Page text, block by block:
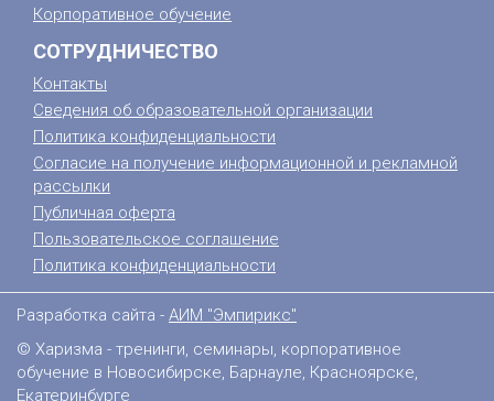
Корпоративное обучение
СОТРУДНИЧЕСТВО
Контакты
Сведения об образовательной организации
Политика конфиденциальности
Согласие на получение информационной и рекламной
рассылки
Публичная оферта
Пользовательское соглашение
Политика конфиденциальности
Разработка сайта - АИМ "Эмпирикс"
© Харизма - тренинги, семинары, корпоративное
обучение в Новосибирске, Барнауле, Красноярске,
Екатеринбурге